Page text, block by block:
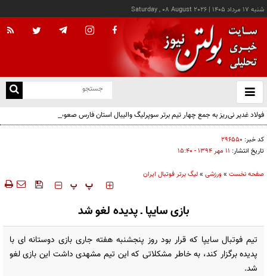
شنبه ۱۷ مرداد ۱۴۰۵ |
Saturday , 08 August 2026
باز
و
فولاد غدیر نی‌ریز به جمع چهار تیم برتر سوپرلیگ والیبال استان فارس صعود کرد
کد خبر: ۲۹۶۵۵۰
تاریخ انتشار: ۱۱ مهر ۱۳۹۴ - ۱۵:۴۰
صفحه نخست »ورزشی »لیگ برتر فوتبال ایران
‍‍‍ پ پ
بازی سایپا ـ پدیده لغو شد
تیم فوتبال سایپا که قرار بود روز پنجشنبه هفته جاری بازی دوستانه ای با
پدیده برگزار کند، به خاطر مشکلاتی که این تیم مشهدی داشت این بازی لغو
شد.